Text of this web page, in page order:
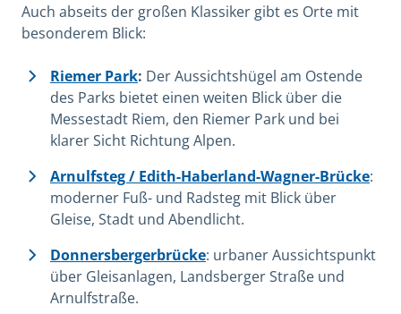
Auch abseits der großen Klassiker gibt es Orte mit
besonderem Blick:
Riemer Park: Der Aussichtshügel am Ostende
des Parks bietet einen weiten Blick über die
Messestadt Riem, den Riemer Park und bei
klarer Sicht Richtung Alpen.
Arnulfsteg / Edith-Haberland-Wagner-Brücke:
moderner Fuß- und Radsteg mit Blick über
Gleise, Stadt und Abendlicht.
Donnersbergerbrücke: urbaner Aussichtspunkt
über Gleisanlagen, Landsberger Straße und
Arnulfstraße.